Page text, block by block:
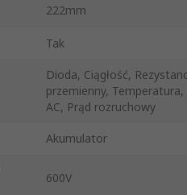
222mm
Tak
Dioda, Ciągłość,
przemienny,
AC, Prąd rozruchowy
Akumulator
600V